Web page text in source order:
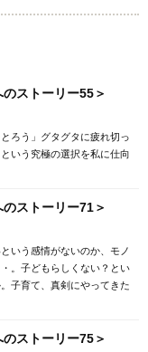
のストーリー55＞
ろう」グタグタに疲れ切っ
いう究極の選択を私に仕向
のストーリー71＞
いう感情がないのか、モノ
。子どもらしくない？とい
子育て、真剣にやってきた
のストーリー75＞